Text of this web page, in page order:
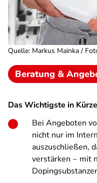
Quelle: Markus Mainka /
Beratung &
Das Wichtigste in
Bei Angeboten
nicht nur im
auszuschließen,
verstärken ‒ mit